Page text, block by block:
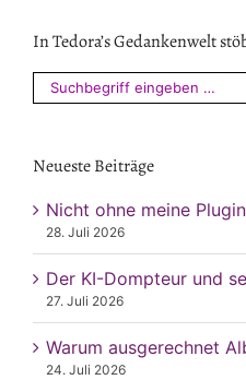
In Tedora’s Gedankenwelt
Suchen
nach:
Neueste Beiträge
Nicht ohne meine
28. Juli 2026
Der KI-Dompteur und
27. Juli 2026
Warum ausgerechnet
24. Juli 2026